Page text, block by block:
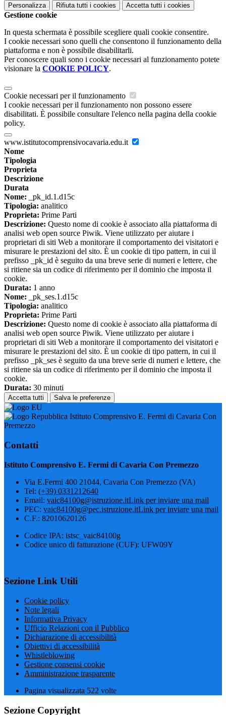
Personalizza Rifiuta tutti i cookies Accetta tutti i cookies
Gestione cookie
In questa schermata è possibile scegliere quali cookie consentire.
I cookie necessari sono quelli che consentono il funzionamento della
piattaforma e non è possibile disabilitarli.
Per conoscere quali sono i cookie necessari al funzionamento potete
visionare la COOKIE POLICY.
Cookie necessari per il funzionamento
I cookie necessari per il funzionamento non possono essere
disabilitati. È possibile consultare l'elenco nella pagina della cookie
policy.
www.istitutocomprensivocavaria.edu.it
Nome
Tipologia
Proprieta
Descrizione
Durata
Nome: _pk_id.1.d15c
Tipologia: analitico
Proprieta: Prime Parti
Descrizione: Questo nome di cookie è associato alla piattaforma di
analisi web open source Piwik. Viene utilizzato per aiutare i
proprietari di siti Web a monitorare il comportamento dei visitatori e
misurare le prestazioni del sito. È un cookie di tipo pattern, in cui il
prefisso _pk_id è seguito da una breve serie di numeri e lettere, che
si ritiene sia un codice di riferimento per il dominio che imposta il
cookie.
Durata: 1 anno
Nome: _pk_ses.1.d15c
Tipologia: analitico
Proprieta: Prime Parti
Descrizione: Questo nome di cookie è associato alla piattaforma di
analisi web open source Piwik. Viene utilizzato per aiutare i
proprietari di siti Web a monitorare il comportamento dei visitatori e
misurare le prestazioni del sito. È un cookie di tipo pattern, in cui il
prefisso _pk_ses è seguito da una breve serie di numeri e lettere, che
si ritiene sia un codice di riferimento per il dominio che imposta il
cookie.
Durata: 30 minuti
Accetta tutti Salva le preferenze
Istituto Comprensivo E. Fermi di Cavaria Con
Premezzo
Contatti
Istituto Comprensivo E. Fermi di Cavaria Con Premezzo
Via E.Fermi 400 21044, Cavaria Con Premezzo (VA)
Tel: (+39) 0331212640
Email: vaic84100g@istruzione.itLink per inviare una mail
PEC: vaic84100g@pec.istruzione.itLink per inviare una mail
C.F.: 82010620126
Codice IPA: istsc_vaic84100g
Codice unico di fatturazione (CUF): UFW09Y
Sezione Link Utili
Cookie policy
Note legali
Informativa Privacy
Ufficio Relazioni con il Pubblico
Dichiarazione di accessibilità
Obiettivi di accessibilità
Whistleblowing
Gestione consensi cookie
Amministrazione trasparente
Pagina visualizzata 522 volte
Sezione Copyright